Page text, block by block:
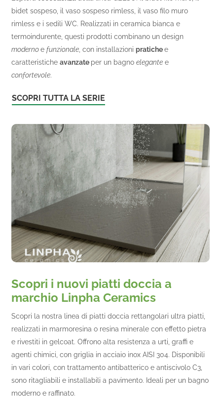
bidet sospeso, il vaso sospeso rimless, il vaso filo muro
rimless e i sedili WC. Realizzati in ceramica bianca e
termoindurente, questi prodotti combinano un design
modernoe funzionale , con installazioni pratichee
caratteristiche avanzate per un bagno elegante e
confortevole.
SCOPRI TUTTA LA SERIE
Scopri i nuovi piatti doccia a
marchio Linpha Ceramics
Scopri la nostra linea di piatti doccia rettangolari ultra piatti,
realizzati in marmoresina o resina minerale con effetto pietra
e rivestiti in gelcoat. Offrono alta resistenza a urti, graffi e
agenti chimici, con griglia in acciaio inox AISI 304. Disponibili
in vari colori, con trattamento antibatterico e antiscivolo C3,
sono ritagliabili e installabili a pavimento. Ideali per un bagno
moderno e raffinato.